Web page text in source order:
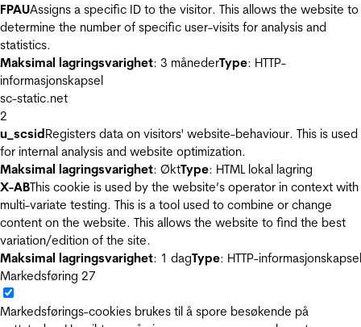
FPAUAssigns a specific ID to the visitor. This allows the website to
determine the number of specific user-visits for analysis and
statistics.
Maksimal lagringsvarighet: 3 månederType: HTTP-
informasjonskapsel
sc-static.net
2
u_scsidRegisters data on visitors' website-behaviour. This is used
for internal analysis and website optimization.
Maksimal lagringsvarighet: ØktType: HTML lokal lagring
X-ABThis cookie is used by the website’s operator in context with
multi-variate testing. This is a tool used to combine or change
content on the website. This allows the website to find the best
variation/edition of the site.
Maksimal lagringsvarighet: 1 dagType: HTTP-informasjonskapsel
Markedsføring 27
Markedsførings-cookies brukes til å spore besøkende på